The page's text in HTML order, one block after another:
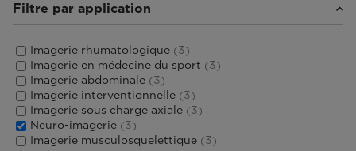
Filtre par application
Imagerie rhumatologique (3)
Imagerie en médecine du sport (3)
Imagerie abdominale (3)
Imagerie interventionnelle (3)
Imagerie sous charge axiale (3)
Neuro-imagerie (3)
Imagerie musculosquelettique (3)